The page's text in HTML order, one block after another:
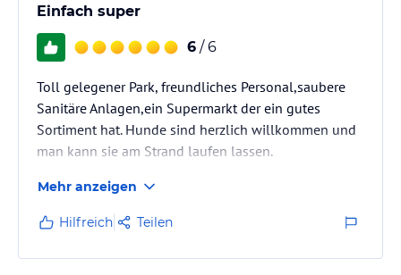
Einfach super
6 / 6
Toll gelegener Park, freundliches Personal,saubere
Sanitäre Anlagen,ein Supermarkt der ein gutes
Sortiment hat. Hunde sind herzlich willkommen und
man kann sie am Strand laufen lassen.
Mehr anzeigen
Hilfreich Teilen